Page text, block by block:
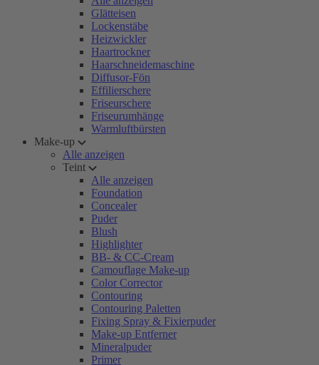
Glätteisen
Lockenstäbe
Heizwickler
Haartrockner
Haarschneidemaschine
Diffusor-Fön
Effilierschere
Friseurschere
Friseurumhänge
Warmluftbürsten
Make-up
Alle anzeigen
Teint
Alle anzeigen
Foundation
Concealer
Puder
Blush
Highlighter
BB- & CC-Cream
Camouflage Make-up
Color Corrector
Contouring
Contouring Paletten
Fixing Spray & Fixierpuder
Make-up Entferner
Mineralpuder
Primer